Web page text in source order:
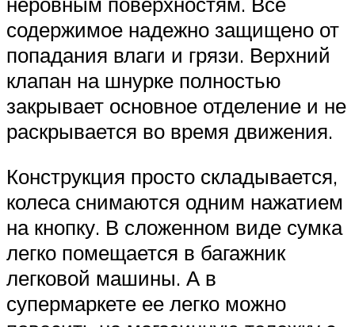
содержимое надежно защищено от
попадания влаги и грязи. Верхний
клапан на шнурке полностью
закрывает основное отделение и не
раскрывается во время движения.
Конструкция просто складывается,
колеса снимаются одним нажатием
на кнопку. В сложенном виде сумка
легко помещается в багажник
легковой машины. А в
супермаркете ее легко можно